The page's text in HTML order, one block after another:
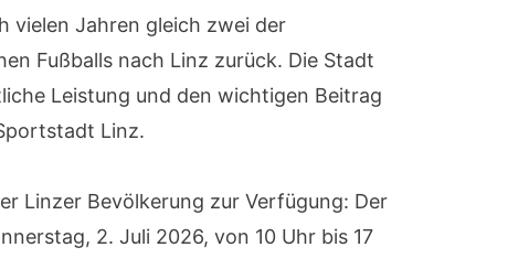
vielen Jahren gleich zwei der
Fußballs nach Linz zurück. Die Stadt
Leistung und den wichtigen Beitrag
Linz.
Linzer Bevölkerung zur Verfügung: Der
2. Juli 2026, von 10 Uhr bis 17